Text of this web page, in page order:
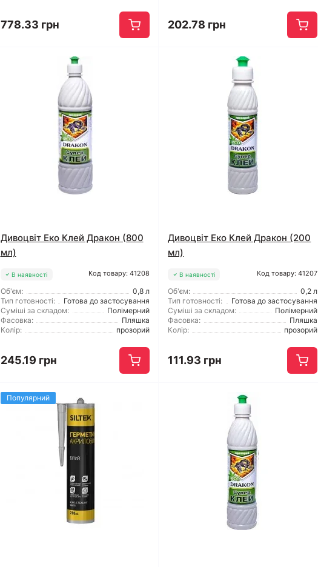
778.33 грн 202.78 грн
Дивоцвіт Еко Клей Дракон (800
мл)
В наявності Код товару: 41208
Об'єм:
0,8 л
Тип готовності:
Готова до застосування
Суміші за складом:
Полімерний
Фасовка:
Пляшка
Колір:
прозорий
245.19 грн
Дивоцвіт Еко Клей Дракон (200
мл)
В наявності Код товару: 41207
Об'єм:
0,2 л
Тип готовності:
Готова до застосування
Суміші за складом:
Полімерний
Фасовка:
Пляшка
Колір:
прозорий
111.93 грн
Популярний